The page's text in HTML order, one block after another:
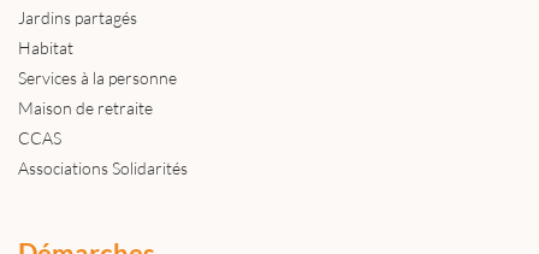
Jardins partagés
Habitat
Services à la personne
Maison de retraite
CCAS
Associations Solidarités